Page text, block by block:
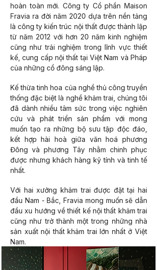
hoàn toàn mới. Công ty Cổ phần Maison
Fravia ra đời năm 2020 dựa trên nền tảng
là công ty kiến trúc nội thất được thành lập
từ năm 2012 với hơn 20 năm kinh nghiệm
cũng như trải nghiệm trong lĩnh vực thiết
kế, cung cấp nội thất tại Việt Nam và Pháp
của những cổ đông sáng lập.
Kế thừa tinh hoa của nghề thủ công truyền
thống đặc biệt là nghề khảm trai, chúng tôi
đã dành nhiều tâm sức trong việc nghiên
cứu và phát triển sản phẩm với mong
muốn tạo ra những bộ sưu tập độc đáo,
kết hợp hài hoà giữa văn hoá phương
Đông và phương Tây nhằm chinh phục
được nhưng khách hàng kỹ tính và tinh tế
nhất.
Với hai xưởng khảm trai được đặt tại hai
đầu Nam - Bắc, Fravia mong muốn sẽ dẫn
đầu xu hướng về thiết kế nội thất khảm trai
cũng như trở thành một trong những nhà
sản xuất nội thất khảm trai lớn nhất ở Việt
Nam.